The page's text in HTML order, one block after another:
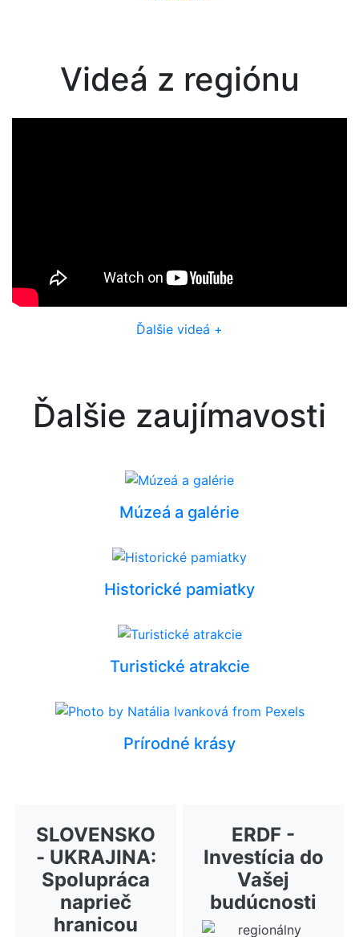
Videá z regiónu
Ďalšie videá +
Ďalšie zaujímavosti
Múzeá a galérie
Historické pamiatky
Turistické atrakcie
Prírodné krásy
SLOVENSKO
- UKRAJINA:
Spolupráca
naprieč
hranicou
ERDF -
Investícia do
Vašej
budúcnosti